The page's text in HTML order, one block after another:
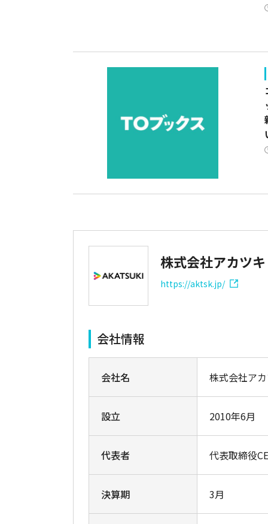
株式会社アカツキ
https://aktsk.jp/
会社情報
会社名 株式会社ア
設立 2010年6月
代表者 代表取締役
決算期 3月